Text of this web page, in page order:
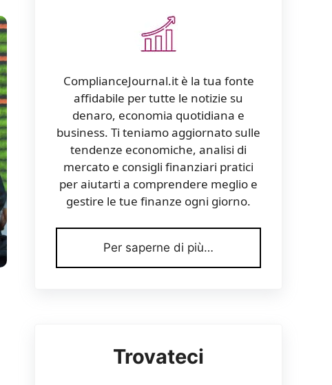
ComplianceJournal.it è la tua fonte
affidabile per tutte le notizie su
denaro, economia quotidiana e
business. Ti teniamo aggiornato sulle
tendenze economiche, analisi di
mercato e consigli finanziari pratici
per aiutarti a comprendere meglio e
gestire le tue finanze ogni giorno.
Per saperne di più…
Trovateci